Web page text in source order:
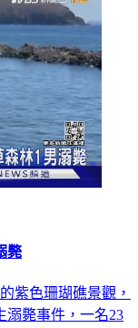
斃
紫色珊瑚礁景觀，
溺斃事件，一名23